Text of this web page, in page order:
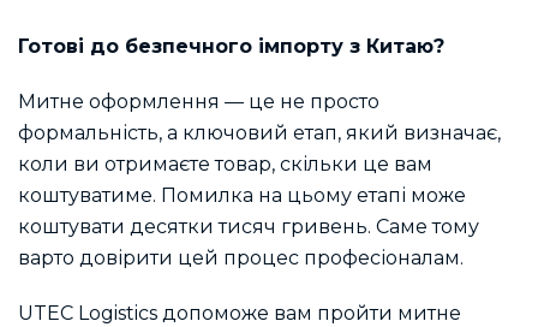
Готові до безпечного імпорту з Китаю?
Митне оформлення — це не просто
формальність, а ключовий етап, який визначає,
коли ви отримаєте товар, скільки це вам
коштуватиме. Помилка на цьому етапі може
коштувати десятки тисяч гривень. Саме тому
варто довірити цей процес професіоналам.
UTEC Logistics допоможе вам пройти митне